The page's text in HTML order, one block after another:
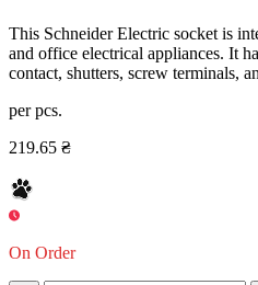
This Schneider Electric socket is
and office electrical appliances. It
contact, shutters, screw terminals,
per pcs.
219.65 ₴
On Order